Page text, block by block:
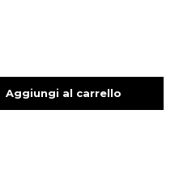
Aggiungi al carrello